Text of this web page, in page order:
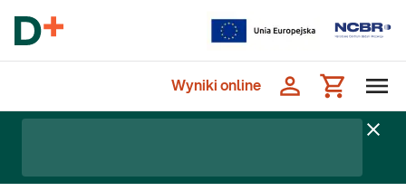
Wyniki online